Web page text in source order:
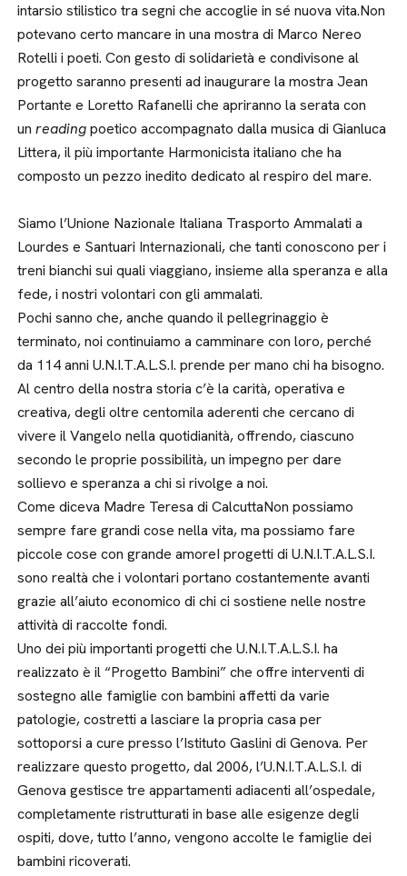
intarsio stilistico tra segni che accoglie in sé nuova vita.Non
potevano certo mancare in una mostra di Marco Nereo
Rotelli i poeti. Con gesto di solidarietà e condivisone al
progetto saranno presenti ad inaugurare la mostra Jean
Portante e Loretto Rafanelli che apriranno la serata con
unreadingpoetico accompagnato dalla musica di Gianluca
Littera, il più importante Harmonicista italiano che ha
composto un pezzo inedito dedicato al respiro del mare.
Siamo l’Unione Nazionale Italiana Trasporto Ammalati a
Lourdes e Santuari Internazionali, che tanti conoscono per i
treni bianchi sui quali viaggiano, insieme alla speranza e alla
fede, i nostri volontari con gli ammalati.
Pochi sanno che, anche quando il pellegrinaggio è
terminato, noi continuiamo a camminare con loro, perché
da 114 anni U.N.I.T.A.L.S.I. prende per mano chi ha bisogno.
Al centro della nostra storia c’è la carità, operativa e
creativa, degli oltre centomila aderenti che cercano di
vivere il Vangelo nella quotidianità, offrendo, ciascuno
secondo le proprie possibilità, un impegno per dare
sollievo e speranza a chi si rivolge a noi.
Come diceva Madre Teresa di CalcuttaNon possiamo
sempre fare grandi cose nella vita, ma possiamo fare
piccole cose con grande amoreI progetti di U.N.I.T.A.L.S.I.
sono realtà che i volontari portano costantemente avanti
grazie all’aiuto economico di chi ci sostiene nelle nostre
attività di raccolte fondi.
Uno dei più importanti progetti che U.N.I.T.A.L.S.I. ha
realizzato è il “Progetto Bambini” che offre interventi di
sostegno alle famiglie con bambini affetti da varie
patologie, costretti a lasciare la propria casa per
sottoporsi a cure presso l’Istituto Gaslini di Genova. Per
realizzare questo progetto, dal 2006, l’U.N.I.T.A.L.S.I. di
Genova gestisce tre appartamenti adiacenti all’ospedale,
completamente ristrutturati in base alle esigenze degli
ospiti, dove, tutto l’anno, vengono accolte le famiglie dei
bambini ricoverati.